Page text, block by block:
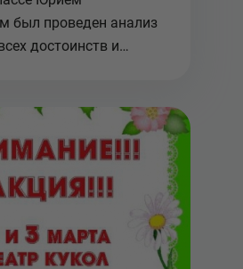
был проведен анализ
достоинств и